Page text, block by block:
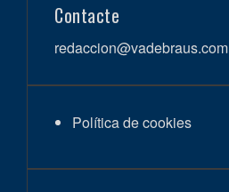
Contacte
redaccion@vadebraus.com
Política de cookies